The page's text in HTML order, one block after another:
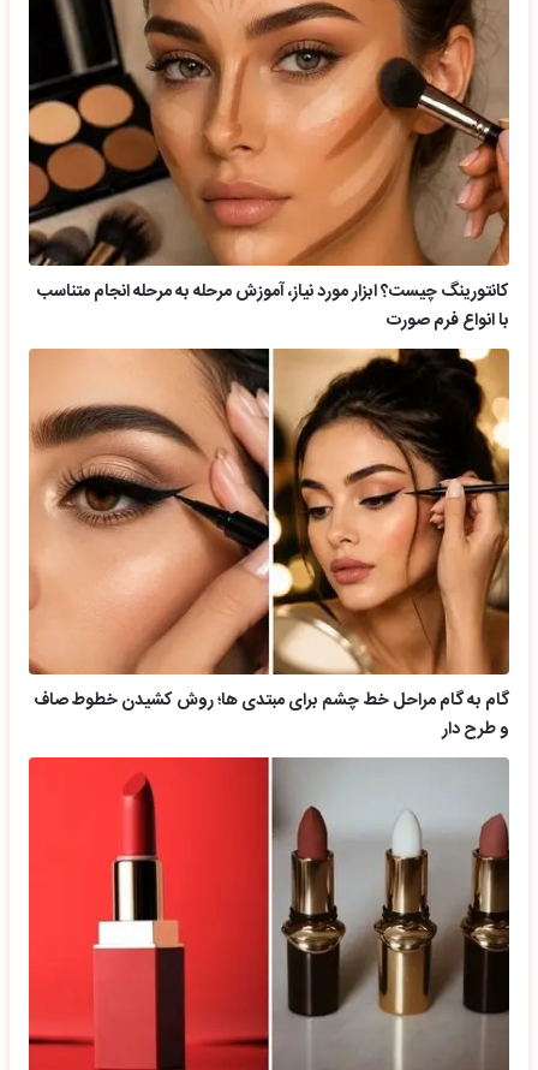
کانتورینگ چیست؟ ابزار مورد نیاز، آموزش مرحله به مرحله انجام متناسب
با انواع فرم صورت
گام به گام مراحل خط چشم برای مبتدی ها؛ روش کشیدن خطوط صاف
و طرح دار